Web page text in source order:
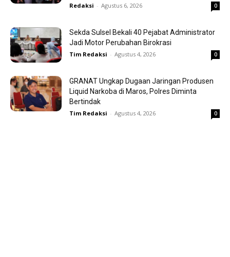
Redaksi - Agustus 6, 2026 0
Sekda Sulsel Bekali 40 Pejabat Administrator
Jadi Motor Perubahan Birokrasi
Tim Redaksi - Agustus 4, 2026 0
GRANAT Ungkap Dugaan Jaringan Produsen
Liquid Narkoba di Maros, Polres Diminta
Bertindak
Tim Redaksi - Agustus 4, 2026 0